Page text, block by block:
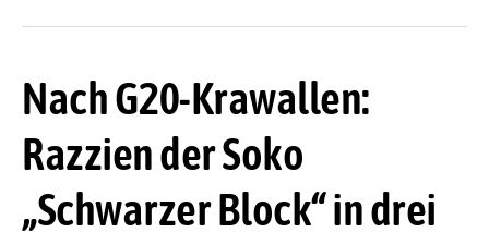
Nach G20-Krawallen:
Razzien der Soko
„Schwarzer Block“ in drei